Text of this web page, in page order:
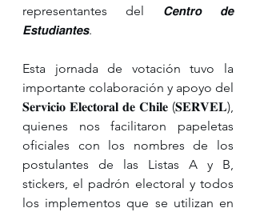
representantes del 𝘾𝙚𝙣𝙩𝙧𝙤 𝙙𝙚
𝙀𝙨𝙩𝙪𝙙𝙞𝙖𝙣𝙩𝙚𝙨.
Esta jornada de votación tuvo la
importante colaboración y apoyo del
𝐒𝐞𝐫𝐯𝐢𝐜𝐢𝐨 𝐄𝐥𝐞𝐜𝐭𝐨𝐫𝐚𝐥 𝐝𝐞 𝐂𝐡𝐢𝐥𝐞 (𝐒𝐄𝐑𝐕𝐄𝐋),
quienes nos facilitaron papeletas
oficiales con los nombres de los
postulantes de las Listas A y B,
stickers, el padrón electoral y todos
los implementos que se utilizan en